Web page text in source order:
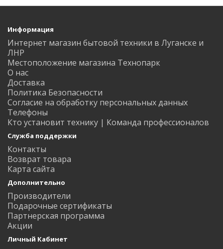
Информация
Интернет магазин бытовой техники в Луганске и
ЛНР
Местоположение магазина Технопарк
О нас
Доставка
Политика Безопасности
Согласие на обработку персональных данных
Телефоны
Кто установит технику | Команда профессионалов
Служба поддержки
Контакты
Возврат товара
Карта сайта
Дополнительно
Производители
Подарочные сертификаты
Партнерская программа
Акции
Личный Кабинет